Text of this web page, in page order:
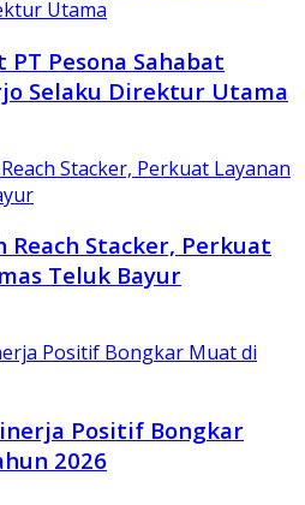
Pesona Sahabat
Selaku Direktur Utama
Reach Stacker, Perkuat
Teluk Bayur
Positif Bongkar
2026